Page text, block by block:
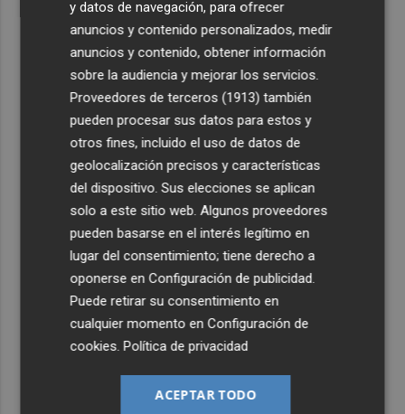
y datos de navegación, para ofrecer
anuncios y contenido personalizados, medir
anuncios y contenido, obtener información
sobre la audiencia y mejorar los servicios.
Proveedores de terceros (1913) también
pueden procesar sus datos para estos y
otros fines, incluido el uso de datos de
geolocalización precisos y características
del dispositivo. Sus elecciones se aplican
solo a este sitio web. Algunos proveedores
pueden basarse en el interés legítimo en
lugar del consentimiento; tiene derecho a
oponerse enConfiguración de publicidad
Puede retirar su consentimiento en
cualquier momento enConfiguración de
cookies .Política de privacidad
ACEPTAR TODO